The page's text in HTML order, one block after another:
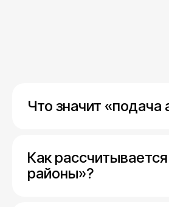
Что значит
Как
районы»?